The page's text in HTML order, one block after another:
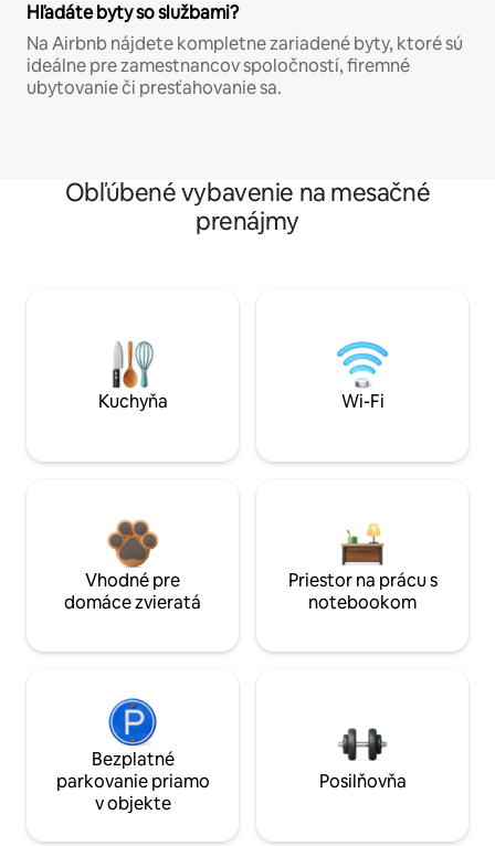
Hľadáte byty so službami?
Na Airbnb nájdete kompletne zariadené byty, ktoré sú
ideálne pre zamestnancov spoločností, firemné
ubytovanie či presťahovanie sa.
Obľúbené vybavenie na mesačné
prenájmy
Kuchyňa Wi-Fi
Vhodné pre
domáce zvieratá
Priestor na prácu s
notebookom
Bezplatné
parkovanie priamo
v objekte
Posilňovňa